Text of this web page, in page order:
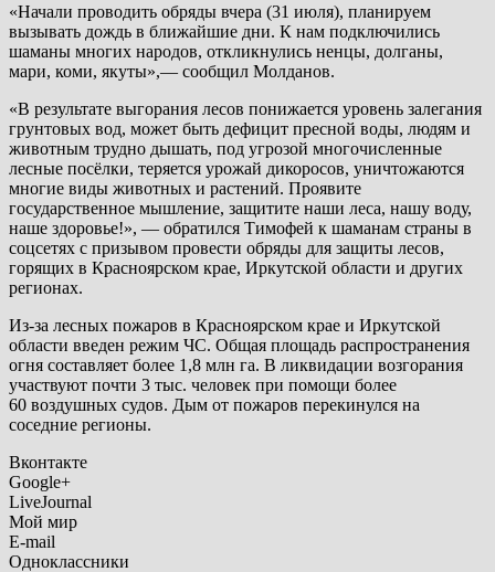
«Начали проводить обряды вчера (31 июля), планируем
вызывать дождь в ближайшие дни. К нам подключились
шаманы многих народов, откликнулись ненцы, долганы,
мари, коми, якуты»,— сообщил Молданов.
«В результате выгорания лесов понижается уровень залегания
грунтовых вод, может быть дефицит пресной воды, людям и
животным трудно дышать, под угрозой многочисленные
лесные посёлки, теряется урожай дикоросов, уничтожаются
многие виды животных и растений. Проявите
государственное мышление, защитите наши леса, нашу воду,
наше здоровье!», — обратился Тимофей к шаманам страны в
соцсетях с призывом провести обряды для защиты лесов,
горящих в Красноярском крае, Иркутской области и других
регионах.
Из-за лесных пожаров в Красноярском крае и Иркутской
области введен режим ЧС. Общая площадь распространения
огня составляет более 1,8 млн га. В ликвидации возгорания
участвуют почти 3 тыс. человек при помощи более
60 воздушных судов. Дым от пожаров перекинулся на
соседние регионы.
Вконтакте
Google+
LiveJournal
Мой мир
E-mail
Одноклассники